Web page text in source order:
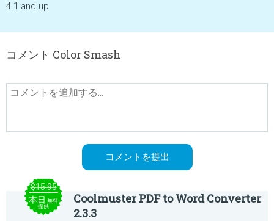
4.1 and up
コメント Color Smash
$15.95
本日 無料
提供
Coolmuster PDF to Word Converter
2.3.3